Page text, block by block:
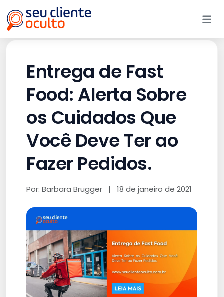
Entrega de Fast
Food: Alerta Sobre
os Cuidados Que
Você Deve Ter ao
Fazer Pedidos.
Por: Barbara Brugger | 18 de janeiro de 2021